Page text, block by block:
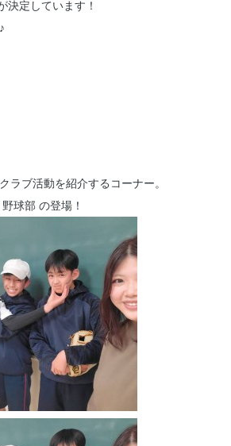
決定しています！
ラブ活動を紹介するコーナー。
球部 の登場！